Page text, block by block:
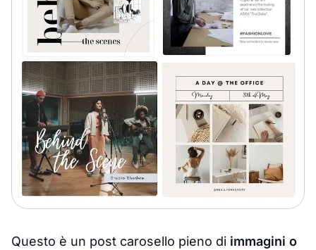
Questo è un post carosello pieno di immagini o